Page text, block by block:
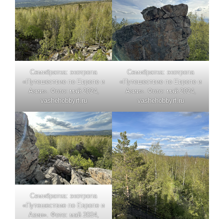
Семибратка: экотропа
«Путешествие по Европе и
Азии». Фото: май 2024,
vashehobbyrf.ru
Семибратка: экотропа
«Путешествие по Европе и
Азии». Фото: май 2024,
vashehobbyrf.ru
Семибратка: экотропа
«Путешествие по Европе и
Азии». Фото: май 2024,